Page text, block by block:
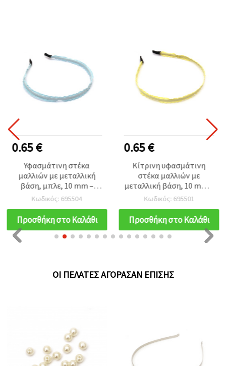
0.65 €
Υφασμάτινη στέκα
μαλλιών με μεταλλική
βάση, μπλε, 10 mm –
αξεσουάρ μαλλιών μόδας
για γυναίκες
Κωδικός: 695504
Προσθήκη στο Καλάθι
0.65 €
Κίτρινη υφασμάτινη
στέκα μαλλιών με
μεταλλική βάση, 10 mm –
αξεσουάρ μόδας για
κορίτσια και γυναίκες
Κωδικός: 695501
Προσθήκη στο Καλάθι
ΟΙ ΠΕΛΆΤΕΣ ΑΓΌΡΑΣΑΝ ΕΠΊΣΗΣ